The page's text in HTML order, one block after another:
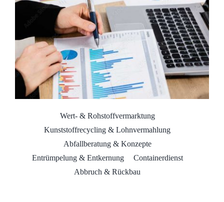
Wert- & Rohstoffvermarktung
Kunststoffrecycling & Lohnvermahlung
Abfallberatung & Konzepte
Entrümpelung & Entkernung
Containerdienst
Abbruch & Rückbau